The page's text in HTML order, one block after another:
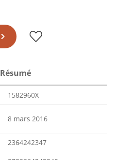
Résumé
1582960X
8 mars 2016
2364242347